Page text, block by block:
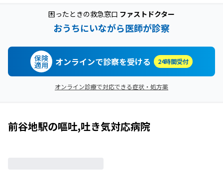
困ったときの救急窓口 ファストドクター
おうちにいながら医師が診察
保険
適用 オンラインで診察を受ける 24時間受付
オンライン診療で対応できる症状・処方薬
前谷地駅の嘔吐,吐き気対応病院